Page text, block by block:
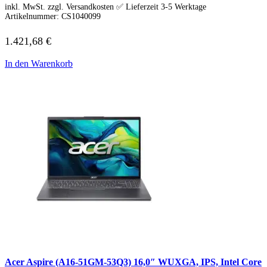
Lenovo Adapter & Kabel
Lenovo Bundles
MSI Summit | Prestige | Modern
Razer Laptop
Razer Blade 14
Razer Blade 16
Razer Blade 18
Samsung Laptop
Galaxy Book4
Galaxy Book4 360
Galaxy Book3 360
inkl. MwSt. zzgl. Versandkosten ✅ Lieferzeit 3-5 Werktage
Artikelnummer: CS1040099
1.421,68 €
In den Warenkorb
Acer Aspire (A16-51GM-53Q3) 16,0″ WUXGA, IPS, Intel Core